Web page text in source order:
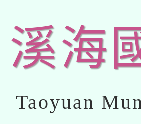
溪海
Taoyuan